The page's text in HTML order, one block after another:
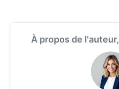
À propos de l'auteur,